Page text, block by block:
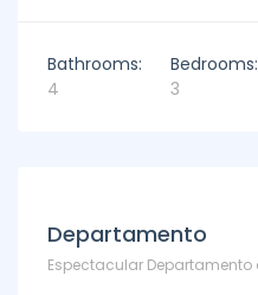
Bathrooms:
4
Bedrooms:
3
Departamento